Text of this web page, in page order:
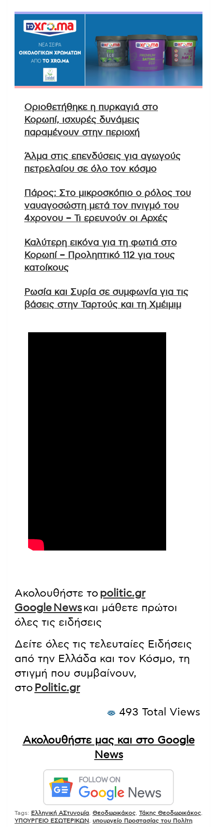
Οριοθετήθηκε η πυρκαγιά στο
Κορωπί, ισχυρές δυνάμεις
παραμένουν στην περιοχή
Άλμα στις επενδύσεις για αγωγούς
πετρελαίου σε όλο τον κόσμο
Πάρος: Στο μικροσκόπιο ο ρόλος του
ναυαγοσώστη μετά τον πνιγμό του
4χρονου – Τι ερευνούν οι Αρχές
Καλύτερη εικόνα για τη φωτιά στο
Κορωπί – Προληπτικό 112 για τους
κατοίκους
Ρωσία και Συρία σε συμφωνία για τις
βάσεις στην Ταρτούς και τη Χμέιμιμ
Ακολουθήστε το politic.gr
Google Newsκαι μάθετε πρώτοι
όλες τις ειδήσεις
Δείτε όλες τις τελευταίες Ειδήσεις
από την Ελλάδα και τον Κόσμο, τη
στιγμή που συμβαίνουν,
στο Politic.gr
493 Total Views
Ακολουθήστε μας και στο Google
News
Tags: Ελληνική ΑΣτυνομία Θεοδωρικάκος Τάκης Θεοδωρικάκος
ΥΠΟΥΡΓΕΙΟ ΕΣΩΤΕΡΙΚΩΝ
υπουργείο Προστασίας του Πολίτη